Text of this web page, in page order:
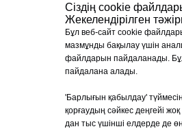
Сіздің cookie
Жекелендірілген
Бұл веб-сайт cookie
мазмұнды бақылау үшін
файлдарын пайдаланады.
пайдалана алады.
'Барлығын қабылдау' түймесін
қорғаудың сәйкес деңгейі
дан тыс үшінші елдерде де
Жіберу
NKS